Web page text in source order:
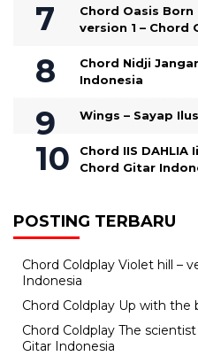
Chord Oasis
version 1 – Chord
Chord Nidji
Indonesia
Wings – Sayap
Chord IIS DAHLIA
Chord Gitar
POSTING TERBARU
Chord Coldplay Violet hill –
Indonesia
Chord Coldplay Up with the
Chord Coldplay The
Gitar Indonesia